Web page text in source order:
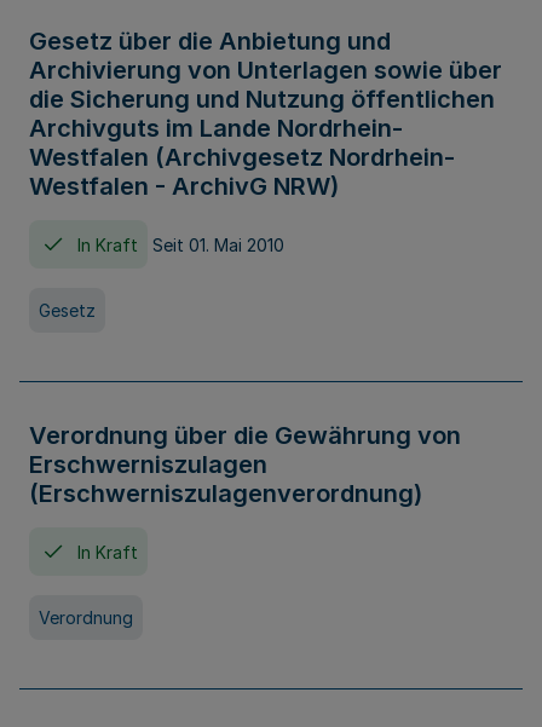
Gesetz über die Anbietung und
Archivierung von Unterlagen sowie über
die Sicherung und Nutzung öffentlichen
Archivguts im Lande Nordrhein-
Westfalen (Archivgesetz Nordrhein-
Westfalen - ArchivG NRW)
In Kraft Seit 01. Mai 2010
Gesetz
Verordnung über die Gewährung von
Erschwerniszulagen
(Erschwerniszulagenverordnung)
In Kraft
Verordnung